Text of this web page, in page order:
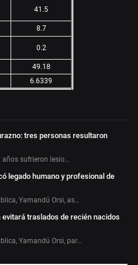
41.5
8.7
0.2
49.18
6.6339
tres personas resultaron
sufrieron lesio…
legado humano y profesional de
Yamandú Orsi, as…
evitará traslados de recién nacidos
Yamandú Orsi, par…